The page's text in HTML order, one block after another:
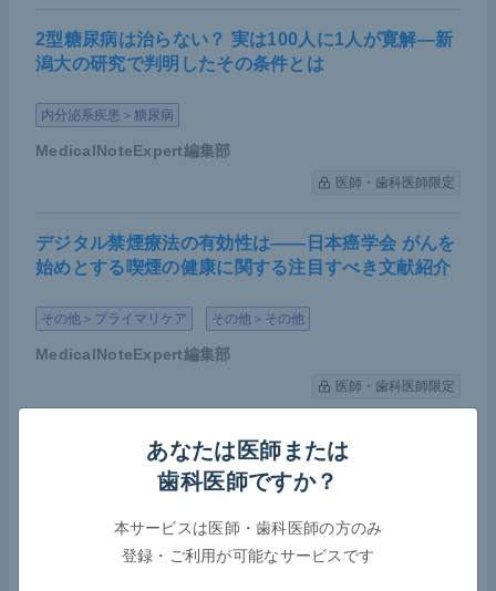
2型糖尿病は治らない？ 実は100人に1人が寛解―新
潟大の研究で判明したその条件とは
内分泌系疾患＞糖尿病
MedicalNoteExpert編集部
医師・歯科医師限定
デジタル禁煙療法の有効性は――日本癌学会 がんを
始めとする喫煙の健康に関する注目すべき文献紹介
その他＞プライマリケア その他＞その他
MedicalNoteExpert編集部
医師・歯科医師限定
クラファンで若手がん研究者を支援――日本癌学
会、秋の学術総会で応援イベント開催
その他＞その他
藤田医科大学医科学研究センター 研究員／慶應義塾大学医
あなたは医師または
歯科医師ですか？
本サービスは医師・歯科医師の方のみ
登録・ご利用が可能なサービスです